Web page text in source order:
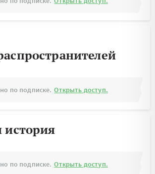
по подписке. Открыть доступ.
история
по подписке. Открыть доступ.